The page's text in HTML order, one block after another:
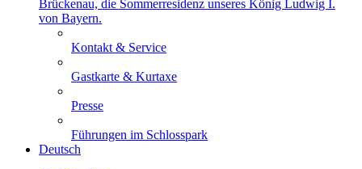
Brückenau, die Sommerresidenz unseres König Ludwig I.
von Bayern.
Kontakt & Service
Gastkarte & Kurtaxe
Presse
Führungen im Schlosspark
Deutsch